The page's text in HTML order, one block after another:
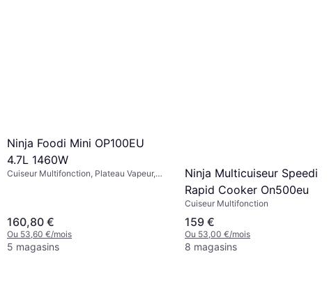
Ninja Foodi Mini OP100EU
4.7L 1460W
Cuiseur Multifonction, Plateau Vapeur,
160,80 €
Ou 53,60 €/mois
5 magasins
Ninja Multicuiseur Speedi
Rapid Cooker On500eu
Cuiseur Multifonction
159 €
Ou 53,00 €/mois
8 magasins